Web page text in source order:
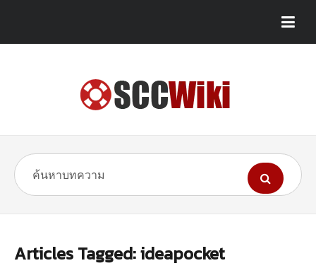
Articles Tagged: ideapocket